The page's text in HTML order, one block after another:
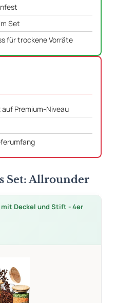
Set
für trockene Vorräte
Premium-Niveau
Set: Allrounder
mit Deckel und Stift - 4er